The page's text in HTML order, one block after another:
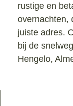
rustige en
overnachten,
juiste adres.
bij de
Hengelo,